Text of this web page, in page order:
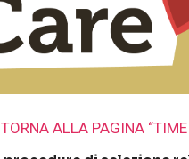
TORNA ALLA PAGINA “TIME